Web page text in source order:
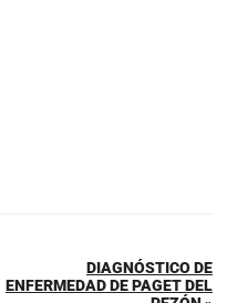
DIAGNÓSTICO DE
ENFERMEDAD DE PAGET DEL